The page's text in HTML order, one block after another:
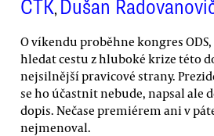
ČTK, Dušan
O víkendu proběhne kongres
hledat cestu z hluboké krize této
nejsilnější pravicové strany.
se ho účastnit nebude, napsal ale
dopis. Nečase premiérem ani v
nejmenoval.